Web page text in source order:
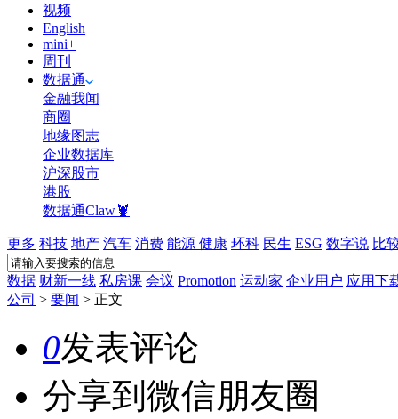
视频
English
mini+
周刊
数据通
金融我闻
商圈
地缘图志
企业数据库
沪深股市
港股
数据通Claw🦞
更多 科技 地产 汽车 消费 能源 健康 环科 民生 ESG 数字说 比
数据 财新一线 私房课 会议 Promotion 运动家 企业用户 应用下
公司 > 要闻 > 正文
0发表评论
分享到微信朋友圈